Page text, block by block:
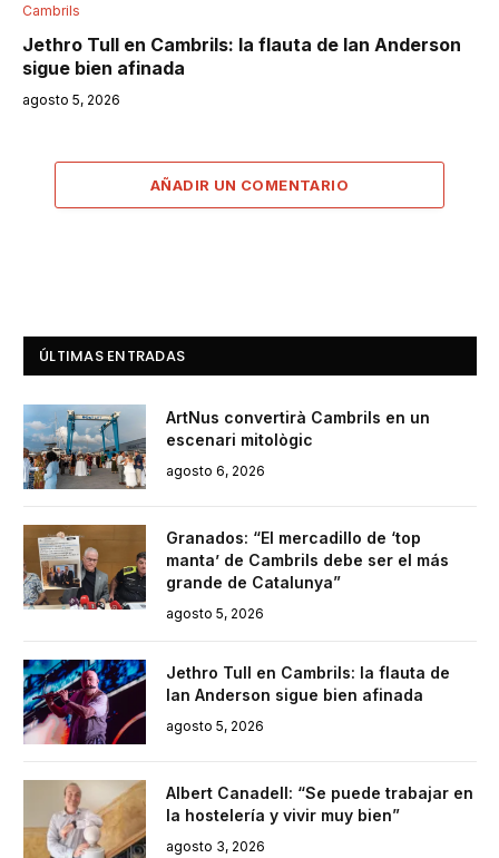
Cambrils
Jethro Tull en Cambrils: la flauta de Ian Anderson
sigue bien afinada
agosto 5, 2026
AÑADIR UN COMENTARIO
ÚLTIMAS ENTRADAS
ArtNus convertirà Cambrils en un
escenari mitològic
agosto 6, 2026
Granados: “El mercadillo de ‘top
manta’ de Cambrils debe ser el más
grande de Catalunya”
agosto 5, 2026
Jethro Tull en Cambrils: la flauta de
Ian Anderson sigue bien afinada
agosto 5, 2026
Albert Canadell: “Se puede trabajar en
la hostelería y vivir muy bien”
agosto 3, 2026